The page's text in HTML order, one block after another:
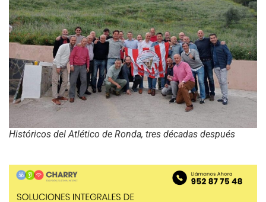
Históricos del Atlético de Ronda, tres décadas después